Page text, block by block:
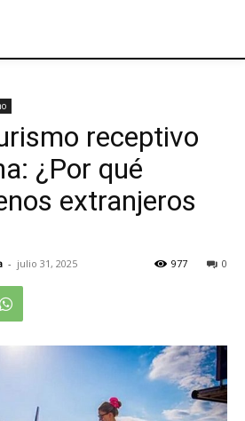
receptivo
¿Por qué
extranjeros
- julio 31, 2025 0
977